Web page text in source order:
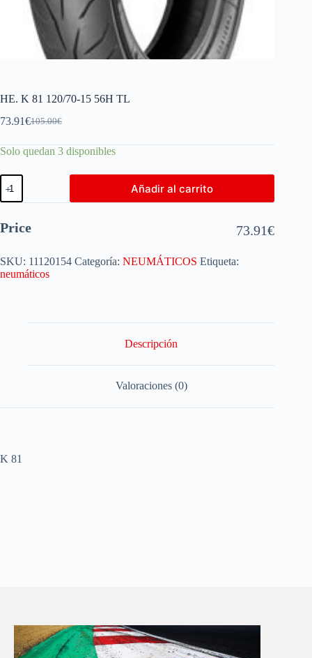
HE. K 81 120/70-15 56H TL
105.00€
73.91€
Solo quedan 3 disponibles
Añadir al carrito
Price 73.91€
SKU: 11120154 Categoría: NEUMÁTICOS Etiqueta:
neumáticos
Descripción
Valoraciones (0)
K 81